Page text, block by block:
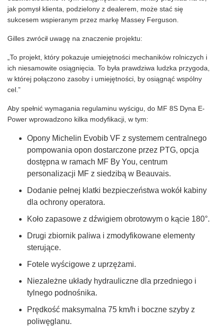
jak pomysł klienta, podzielony z dealerem, może stać się
sukcesem wspieranym przez markę Massey Ferguson.
Gilles zwrócił uwagę na znaczenie projektu:
„To projekt, który pokazuje umiejętności mechaników rolniczych i
ich niesamowite osiągnięcia. To była prawdziwa ludzka przygoda,
w której połączono zasoby i umiejętności, by osiągnąć wspólny
cel.”
Aby spełnić wymagania regulaminu wyścigu, do MF 8S Dyna E-
Power wprowadzono kilka modyfikacji, w tym:
Opony Michelin Evobib VF z systemem centralnego
pompowania opon dostarczone przez PTG, opcja
dostępna w ramach MF By You, centrum
personalizacji MF z siedzibą w Beauvais.
Dodanie pełnej klatki bezpieczeństwa wokół kabiny
dla ochrony operatora.
Koło zapasowe z dźwigiem obrotowym o kącie 180°.
Drugi zbiornik paliwa i zmodyfikowane elementy
sterujące.
Fotele wyścigowe z uprzężami.
Niezależne układy hydrauliczne dla przedniego i
tylnego podnośnika.
Prędkość maksymalna 75 km/h i boczne szyby z
poliwęglanu.